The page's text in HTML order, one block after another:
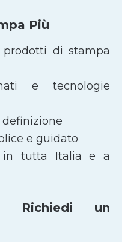
Più
di stampa
e tecnologie
e guidato
in tutta Italia e a
Richiedi un